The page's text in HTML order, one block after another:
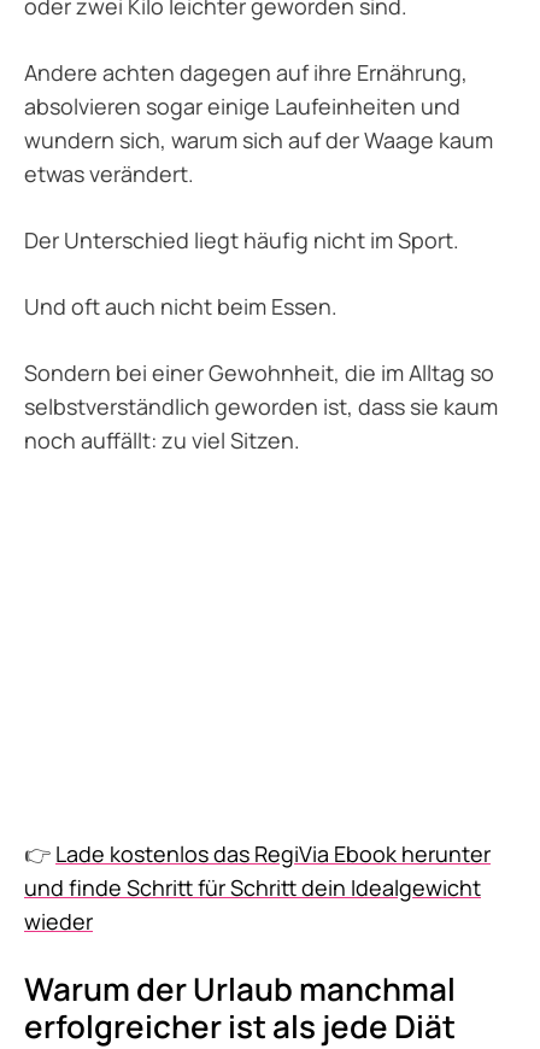
Andere achten dagegen auf ihre Ernährung,
absolvieren sogar einige Laufeinheiten und
wundern sich, warum sich auf der Waage kaum
etwas verändert.
Der Unterschied liegt häufig nicht im Sport.
Und oft auch nicht beim Essen.
Sondern bei einer Gewohnheit, die im Alltag so
selbstverständlich geworden ist, dass sie kaum
noch auffällt: zu viel Sitzen.
👉 Lade kostenlos das RegiVia Ebook herunter
und finde Schritt für Schritt dein Idealgewicht
wieder
Warum der Urlaub manchmal
erfolgreicher ist als jede Diät